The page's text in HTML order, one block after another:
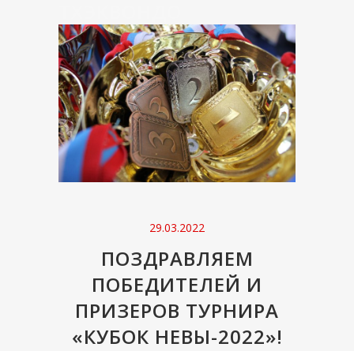
29.03.2022
ПОЗДРАВЛЯЕМ
ПОБЕДИТЕЛЕЙ И
ПРИЗЕРОВ ТУРНИРА
«КУБОК НЕВЫ-2022»!